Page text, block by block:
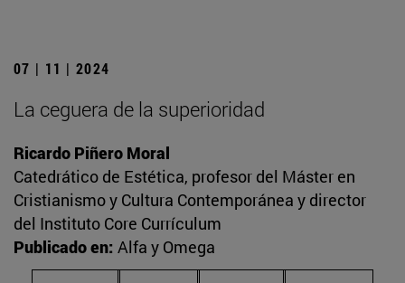
07 | 11 | 2024
La ceguera de la superioridad
Ricardo Piñero Moral
Catedrático de Estética, profesor del Máster en
Cristianismo y Cultura Contemporánea y director
del Instituto Core Currículum
Publicado en: Alfa y Omega